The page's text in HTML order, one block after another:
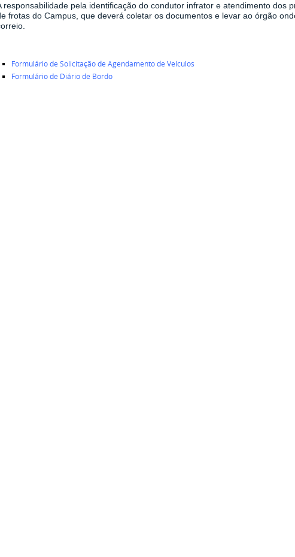
responsabilidade pela identificação do condutor infrator e atendimento dos
frotas do Campus, que deverá coletar os documentos e levar ao órgão
Formulário de Solicitação de Agendamento de Veículos
Formulário de Diário de Bordo